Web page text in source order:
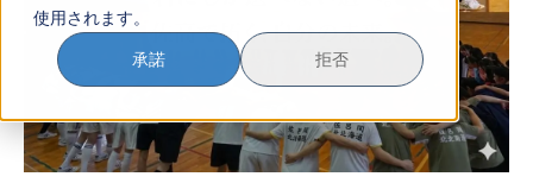
使用されます。
承諾 拒否
おためし地域留学
マガジン
奨学金について